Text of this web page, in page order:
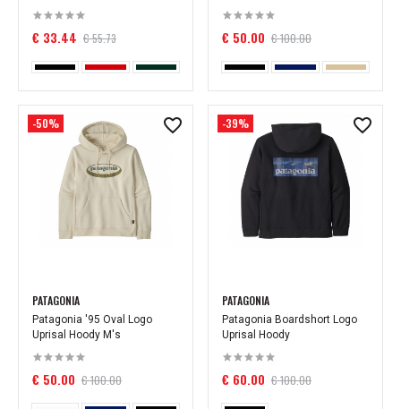
€ 33.44 € 55.73 € 50.00 € 100.00
-50%
PATAGONIA
Patagonia '95 Oval Logo
Uprisal Hoody M's
€ 50.00 € 100.00
-39%
PATAGONIA
Patagonia Boardshort Logo
Uprisal Hoody
€ 60.00 € 100.00